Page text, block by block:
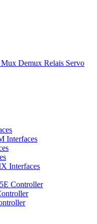
Interfaces
Interfaces
Controller